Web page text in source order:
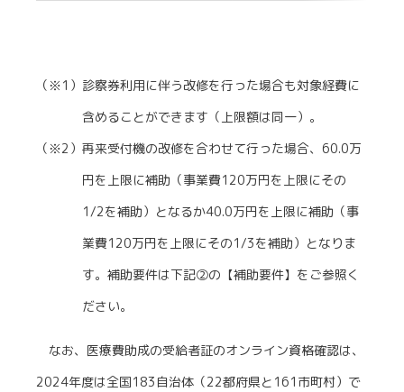
（※1）診察券利用に伴う改修を行った場合も対象経費に
含めることができます（上限額は同一）。
（※2）再来受付機の改修を合わせて行った場合、60.0万
円を上限に補助（事業費120万円を上限にその
1/2を補助）となるか40.0万円を上限に補助（事
業費120万円を上限にその1/3を補助）となりま
す。補助要件は下記②の【補助要件】をご参照く
ださい。
なお、医療費助成の受給者証のオンライン資格確認は、
2024年度は全国183自治体（22都府県と161市町村）で